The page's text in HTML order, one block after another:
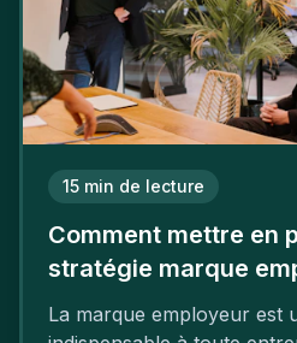
15 min de lecture
Comment mettre en
stratégie marque
Découvrez les 7
La marque employeur est